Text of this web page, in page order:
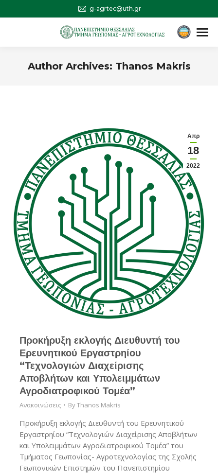
g-agrtec@uth.gr
Author Archives: Thanos Makris
Απρ
18
2022
Προκήρυξη εκλογής Διευθυντή του
Ερευνητικού Εργαστρηίου
“Τεχνολογιών Διαχείρισης
Αποβλήτων και Υπολειμμάτων
Αγροδιατροφικού Τομέα”
Ανακοινώσεις ByThanos Makris
Προκήρυξη εκλογής Διευθυντή του Ερευνητικού
Εργαστρηίου “Τεχνολογιών Διαχείρισης Αποβλήτων
και Υπολειμμάτων Αγροδιατροφικού Τομέα” του
Τμήματος Γεωπονίας- Αγροτεχνολογίας της Σχολής
Γεωπονικών Επιστημών του Πανεπιστημίου